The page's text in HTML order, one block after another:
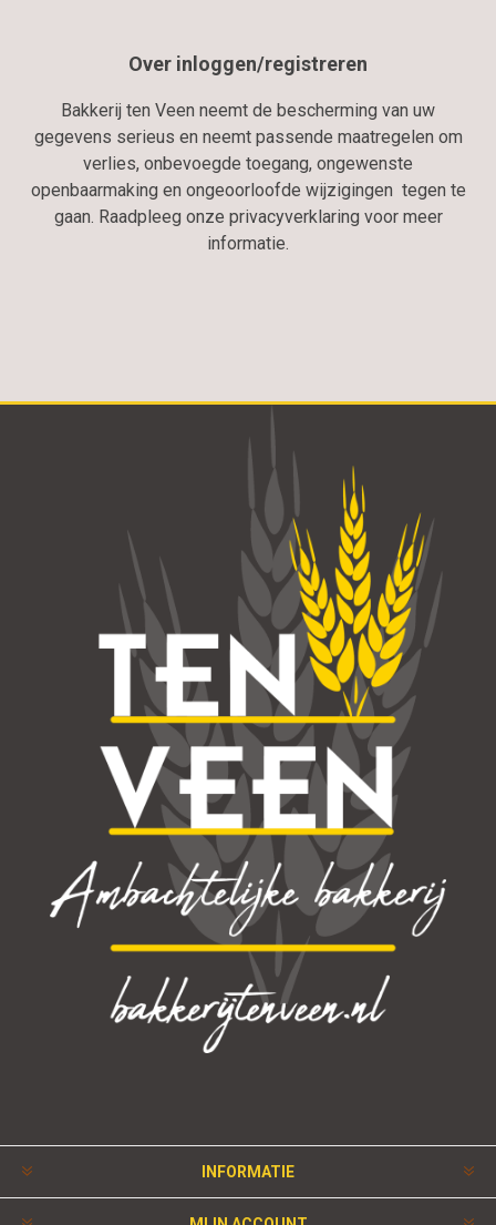
Over inloggen/registreren
Bakkerij ten Veen neemt de bescherming van uw
gegevens serieus en neemt passende maatregelen om
verlies, onbevoegde toegang, ongewenste
openbaarmaking en ongeoorloofde wijzigingen tegen te
gaan. Raadpleeg onze privacyverklaring voor meer
informatie.
INFORMATIE